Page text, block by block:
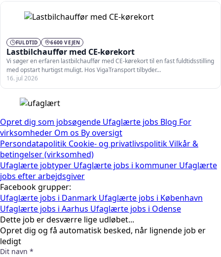
FULDTID 6600 VEJEN
Lastbilchauffør med CE-kørekort
Vi søger en erfaren lastbilchauffør med CE-kørekort til en fast fuldtidsstilling
med opstart hurtigst muligt. Hos VigaTransport tilbyder…
16. jul 2026
Opret dig som jobsøgende Ufaglærte jobs Blog For
virksomheder Om os By oversigt
Persondatapolitik Cookie- og privatlivspolitikVilkår &
betingelser (virksomhed)
Ufaglærte jobtyper Ufaglærte jobs i kommuner Ufaglærte
jobs efter arbejdsgiver
Facebook grupper:
Ufaglærte jobs i Danmark Ufaglærte jobs i København
Ufaglærte jobs i Aarhus Ufaglærte jobs i Odense
Dette job er desværre lige udløbet...
Opret dig og få automatisk besked, når lignende job er
ledigt
Dit navn *